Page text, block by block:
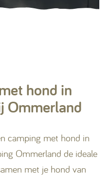
hond in
Ommerland
camping met hond in
Ommerland de ideale
met je hond van